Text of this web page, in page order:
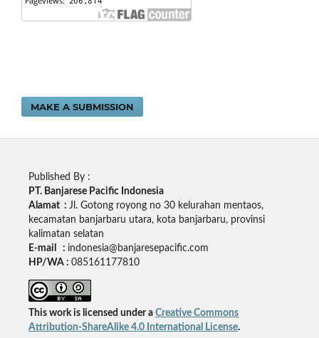
MAKE A SUBMISSION
Published By :
PT. Banjarese Pacific Indonesia
Alamat : Jl. Gotong royong no 30 kelurahan mentaos,
kecamatan banjarbaru utara, kota banjarbaru, provinsi
kalimatan selatan
E-mail : indonesia@banjaresepacific.com
HP/WA : 085161177810
This work is licensed under a Creative Commons
Attribution-ShareAlike 4.0 International License.